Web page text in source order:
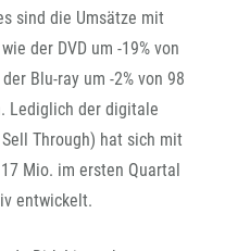
sind die Umsätze mit
der DVD um -19% von
Blu-ray um -2% von 98
Lediglich der digitale
Through) hat sich mit
Mio. im ersten Quartal
entwickelt.